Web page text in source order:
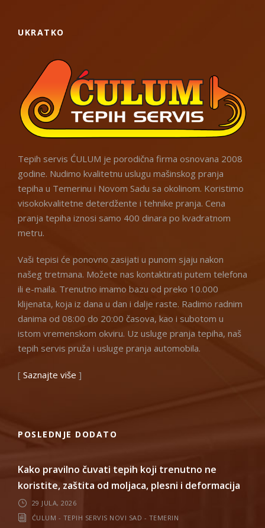
UKRATKO
Tepih servis ĆULUM je porodična firma osnovana 2008
godine. Nudimo kvalitetnu uslugu mašinskog pranja
tepiha u Temerinu i Novom Sadu sa okolinom. Koristimo
visokokvalitetne deterdžente i tehnike pranja. Cena
pranja tepiha iznosi samo 400 dinara po kvadratnom
metru.
Vaši tepisi će ponovno zasijati u punom sjaju nakon
našeg tretmana. Možete nas kontaktirati putem telefona
ili e-maila. Trenutno imamo bazu od preko 10.000
klijenata, koja iz dana u dan i dalje raste. Radimo radnim
danima od 08:00 do 20:00 časova, kao i subotom u
istom vremenskom okviru. Uz usluge pranja tepiha, naš
tepih servis pruža i usluge pranja automobila.
[ Saznajte više ]
POSLEDNJE DODATO
Kako pravilno čuvati tepih koji trenutno ne
koristite, zaštita od moljaca, plesni i deformacija
29 JULA, 2026
ĆULUM - TEPIH SERVIS NOVI SAD - TEMERIN